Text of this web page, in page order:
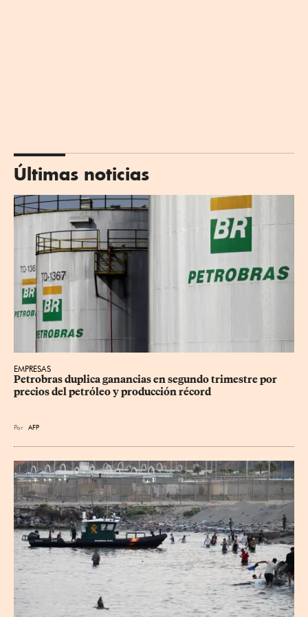
Últimas noticias
EMPRESAS
Petrobras duplica ganancias en segundo trimestre por
precios del petróleo y producción récord
Por AFP